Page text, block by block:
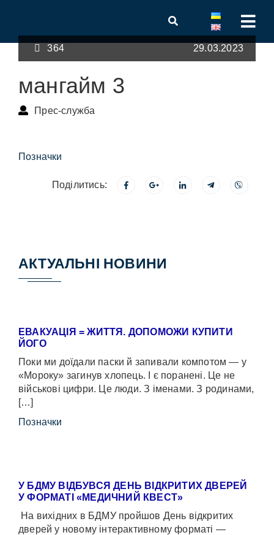
364 29.03.2023
мангайм 3
Прес-служба
Позначки
Поділитись:
АКТУАЛЬНІ НОВИНИ
ЕВАКУАЦІЯ = ЖИТТЯ. ДОПОМОЖИ КУПИТИ
ЙОГО
Поки ми доїдали паски й запивали компотом — у
«Мороку» загинув хлопець. І є поранені. Це не
військові цифри. Це люди. З іменами. З родинами,
[…]
Позначки
У БДМУ ВІДБУВСЯ ДЕНЬ ВІДКРИТИХ ДВЕРЕЙ
У ФОРМАТІ «МЕДИЧНИЙ КВЕСТ»
На вихідних в БДМУ пройшов День відкритих
дверей у новому інтерактивному форматі —